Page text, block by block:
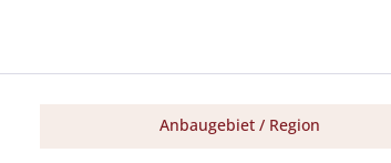
Anbaugebiet / Region